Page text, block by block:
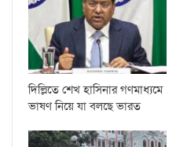
দিল্লিতে শেখ হাসিনার গণমাধ্যমে
ভাষণ নিয়ে যা বলছে ভারত